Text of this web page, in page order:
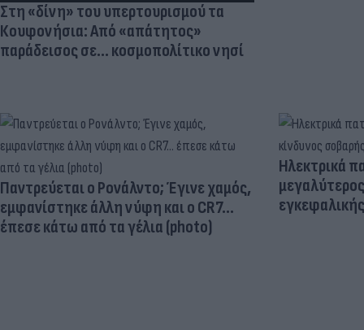
Στη «δίνη» του υπερτουρισμού τα
Κουφονήσια: Από «απάτητος»
παράδεισος σε... κοσμοπολίτικο νησί
Παντρεύεται ο Ρονάλντο; Έγινε χαμός,
εμφανίστηκε άλλη νύφη και ο CR7…
έπεσε κάτω από τα γέλια (photo)
Ηλεκτρικά